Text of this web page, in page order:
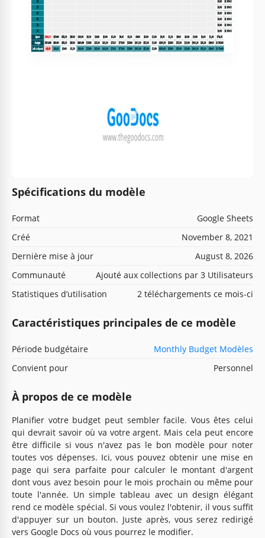
Spécifications du modèle
Format
Google Sheets
Créé
November 8, 2021
Dernière mise à jour
August 8, 2026
Communauté
Ajouté aux collections par 3 Utilisateurs
Statistiques d’utilisation
2 téléchargements ce mois-ci
Caractéristiques principales de ce modèle
Période budgétaire
Monthly Budget Modèles
Convient pour
Personnel
À propos de ce modèle
Planifier votre budget peut sembler facile. Vous êtes celui
qui devrait savoir où va votre argent. Mais cela peut encore
être difficile si vous n'avez pas le bon modèle pour noter
toutes vos dépenses. Ici, vous pouvez obtenir une mise en
page qui sera parfaite pour calculer le montant d'argent
dont vous avez besoin pour le mois prochain ou même pour
toute l'année. Un simple tableau avec un design élégant
rend ce modèle spécial. Si vous voulez l'obtenir, il vous suffit
d'appuyer sur un bouton. Juste après, vous serez redirigé
vers Google Docs où vous pourrez le modifier.